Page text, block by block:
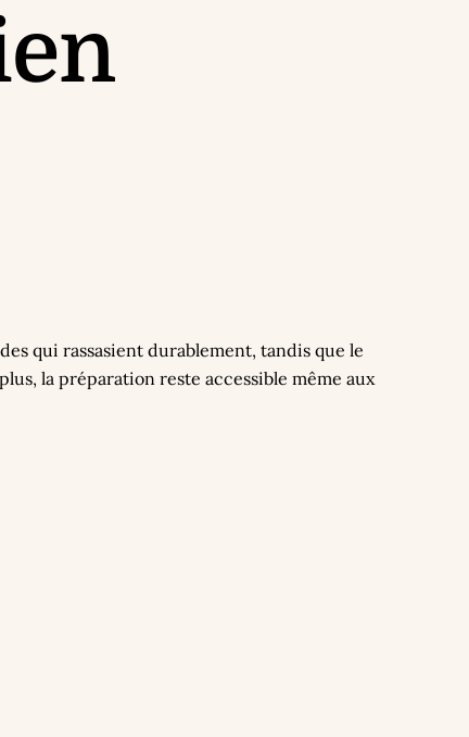
qui rassasient durablement, tandis que le
la préparation reste accessible même aux